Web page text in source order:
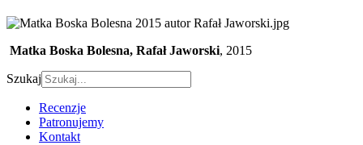
Matka Boska Bolesna, Rafał Jaworski, 2015
Szukaj
Recenzje
Patronujemy
Kontakt